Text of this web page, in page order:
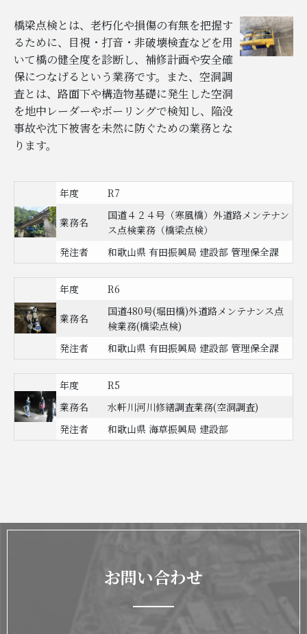
橋梁点検とは、老朽化や損傷の有無を把握す
るために、目視・打音・非破壊検査などを用
いて橋の健全度を診断し、補修計画や安全確
保につなげるという業務です。また、空洞調
査とは、路面下や構造物基礎に発生した空洞
を地中レーダーやボーリングで検知し、陥没
事故や沈下被害を未然に防ぐための業務とな
ります。
年度 R7
業務名
国道４２４号（寒風橋）外道路メンテナン
ス点検業務（橋梁点検）
発注者
和歌山県 有田振興局 建設部 管理保全課
年度 R6
業務名
国道480号(堀田橋)外道路メンテナンス点
検業務(橋梁点検)
発注者
和歌山県 有田振興局 建設部 管理保全課
年度
R5
業務名
水軒川河川修繕調査業務(空洞調査)
発注者
和歌山県 海草振興局 建設部
お問い合わせ